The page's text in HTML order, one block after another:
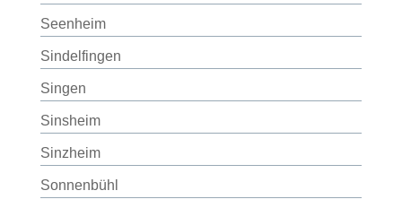
Seenheim
Sindelfingen
Singen
Sinsheim
Sinzheim
Sonnenbühl